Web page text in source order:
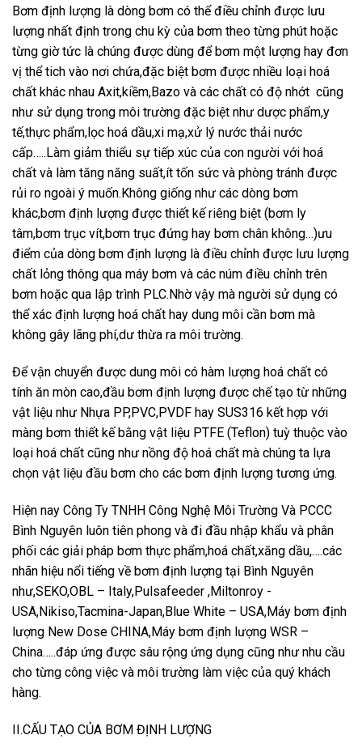
Bơm định lượng là dòng bơm có thể điều chỉnh được lưu
lượng nhất định trong chu kỳ của bơm theo từng phút hoặc
từng giờ tức là chúng được dùng để bơm một lượng hay đơn
vị thể tich vào nơi chứa,đặc biệt bơm được nhiều loại hoá
chất khác nhau Axit,kiềm,Bazo và các chất có độ nhớt cũng
như sử dụng trong môi trường đặc biệt như dược phẩm,y
tế,thực phẩm,lọc hoá dầu,xi mạ,xử lý nước thải nước
cấp…..Làm giảm thiểu sự tiếp xúc của con người với hoá
chất và làm tăng năng suất,ít tốn sức và phòng tránh được
rủi ro ngoài ý muốn.Không giống như các dòng bơm
khác,bơm định lượng được thiết kế riêng biệt (bơm ly
tâm,bơm trục vít,bơm trục đứng hay bơm chân không…)ưu
điểm của dòng bơm định lượng là điều chỉnh được lưu lượng
chất lỏng thông qua máy bơm và các núm điều chỉnh trên
bơm hoặc qua lập trình PLC.Nhờ vậy mà người sử dụng có
thể xác định lượng hoá chất hay dung môi cần bơm mà
không gây lãng phí,dư thừa ra môi trường.
Để vận chuyển được dung môi có hàm lượng hoá chất có
tính ăn mòn cao,đầu bơm định lượng được chế tạo từ những
vật liệu như Nhựa PP,PVC,PVDF hay SUS316 kết hợp với
màng bơm thiết kế bằng vật liệu PTFE (Teflon) tuỳ thuộc vào
loại hoá chất cũng như nồng độ hoá chất mà chúng ta lựa
chọn vật liệu đầu bơm cho các bơm định lượng tương ứng.
Hiện nay Công Ty TNHH Công Nghệ Môi Trường Và PCCC
Bình Nguyên luôn tiên phong và đi đầu nhập khẩu và phân
phối các giải pháp bơm thực phẩm,hoá chất,xăng dầu,….các
nhãn hiệu nổi tiếng về bơm định lượng tại Bình Nguyên
như,SEKO,OBL – Italy,Pulsafeeder ,Miltonroy -
USA,Nikiso,Tacmina-Japan,Blue White – USA,Máy bơm định
lượng New Dose CHINA,Máy bơm định lượng WSR –
China…..đáp ứng được sâu rộng ứng dụng cũng như nhu cầu
cho từng công việc và môi trường làm việc của quý khách
hàng.
II.CẤU TẠO CỦA BƠM ĐỊNH LƯỢNG